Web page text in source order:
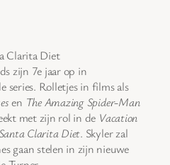
Clarita Diet
zijn 7e jaar op in
series. Rolletjes in films als
en The Amazing Spider-Man
met zijn rol in de Vacation
Clarita Diet. Skyler zal
gaan stelen in zijn nieuwe